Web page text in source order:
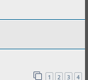
1 2 3 4